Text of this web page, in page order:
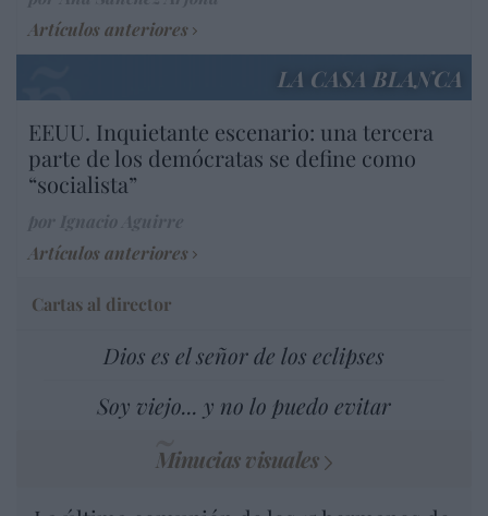
Artículos anteriores
LA CASA BLANCA
EEUU. Inquietante escenario: una tercera
parte de los demócratas se define como
“socialista”
Artículos anteriores
Cartas al director
Dios es el señor de los eclipses
Soy viejo... y no lo puedo evitar
Minucias visuales